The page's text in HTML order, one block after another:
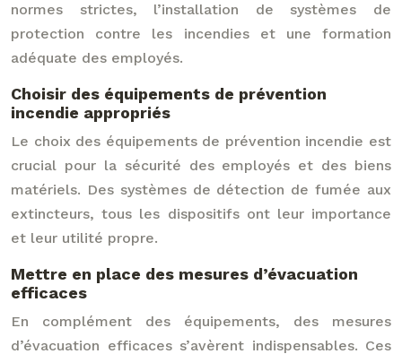
normes strictes, l’installation de systèmes de
protection contre les incendies et une formation
adéquate des employés.
Choisir des équipements de prévention
incendie appropriés
Le choix des équipements de prévention incendie est
crucial pour la sécurité des employés et des biens
matériels. Des systèmes de détection de fumée aux
extincteurs, tous les dispositifs ont leur importance
et leur utilité propre.
Mettre en place des mesures d’évacuation
efficaces
En complément des équipements, des mesures
d’évacuation efficaces s’avèrent indispensables. Ces